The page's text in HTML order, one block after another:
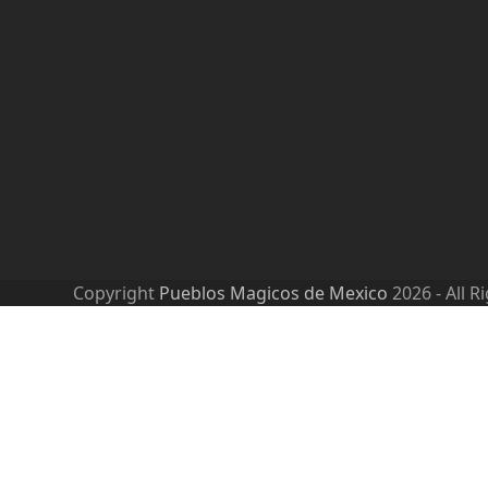
Copyright Pueblos Magicos de Mexico 2026 - All